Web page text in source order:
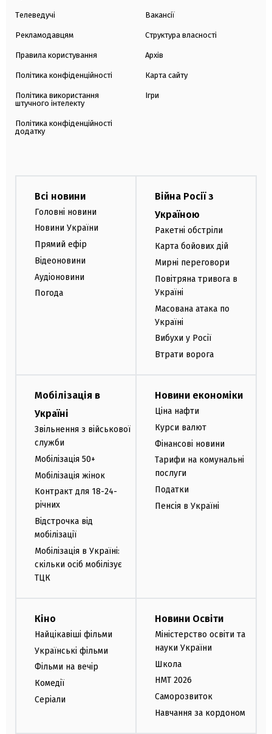
Телеведучі
Рекламодавцям
Правила користування
Політика конфіденційності
Політика використання
штучного інтелекту
Політика конфіденційності
додатку
Вакансії
Структура власності
Архів
Карта сайту
Ігри
Всі новини
Головні новини
Новини України
Прямий ефір
Відеоновини
Аудіоновини
Погода
Війна Росії з
Україною
Ракетні обстріли
Карта бойових дій
Мирні переговори
Повітряна тривога в
Україні
Масована атака по
Україні
Вибухи у Росії
Втрати ворога
Мобілізація в
Україні
Звільнення з військової
служби
Мобілізація 50+
Мобілізація жінок
Контракт для 18-24-
річних
Відстрочка від
мобілізації
Мобілізація в Україні:
скільки осіб мобілізує
ТЦК
Новини економіки
Ціна нафти
Курси валют
Фінансові новини
Тарифи на комунальні
послуги
Податки
Пенсія в Україні
Кіно
Найцікавіші фільми
Українські фільми
Фільми на вечір
Комедії
Серіали
Новини Освіти
Міністерство освіти та
науки України
Школа
НМТ 2026
Саморозвиток
Навчання за кордоном